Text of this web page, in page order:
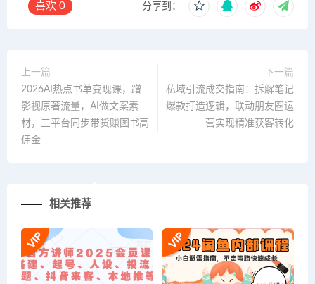
喜欢 0 分享到：
上一篇
2026AI热点书单变现课，蹭
影视原著流量，AI做文案素
材，三平台同步带货赚图书高
佣金
下一篇
私域引流成交指南：拆解笔记
爆款打造逻辑，联动朋友圈运
营实现精准获客转化
相关推荐